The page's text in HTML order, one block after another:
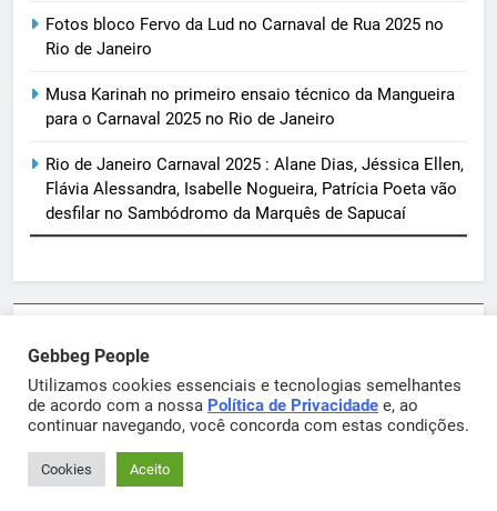
Fotos bloco Fervo da Lud no Carnaval de Rua 2025 no
Rio de Janeiro
Musa Karinah no primeiro ensaio técnico da Mangueira
para o Carnaval 2025 no Rio de Janeiro
Rio de Janeiro Carnaval 2025 : Alane Dias, Jéssica Ellen,
Flávia Alessandra, Isabelle Nogueira, Patrícia Poeta vão
desfilar no Sambódromo da Marquês de Sapucaí
sortimentos@yahoo.com.br
Gebbeg Powered ByBlazeThemes.
Gebbeg People
Utilizamos cookies essenciais e tecnologias semelhantes
de acordo com a nossa Política de Privacidade e, ao
continuar navegando, você concorda com estas condições.
Cookies Aceito